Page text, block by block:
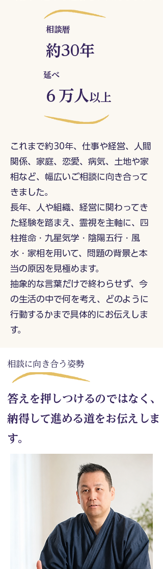
相談暦
​約30年
延べ
​６万人以上
これまで約30年、仕事や経営、人間
関係、家庭、恋愛、病気、土地や家
相など、幅広いご相談に向き合って
きました。
長年、人や組織、経営に関わってき
た経験を踏まえ、霊視を主軸に、四
柱推命・九星気学・陰陽五行・風
水・家相を用いて、問題の背景と本
当の原因を見極めます。
抽象的な言葉だけで終わらせず、今
の生活の中で何を考え、どのように
行動するかまで具体的にお伝えしま
す。
相談に向き合う姿勢
答えを押しつけるのではなく、
納得して進める道をお伝えしま
す。